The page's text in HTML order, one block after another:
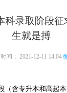
科录取阶段
生就是搏
间： 2021-12-11 14:04
含专升本和高起本